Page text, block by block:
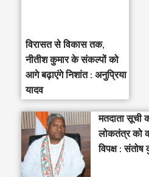
विरासत से विकास तक,
नीतीश कुमार के संकल्पों को
आगे बढ़ाएंगे निशांत : अनुप्रिया
यादव
मतदाता सूची
लोकतंत्र को
विपक्ष :